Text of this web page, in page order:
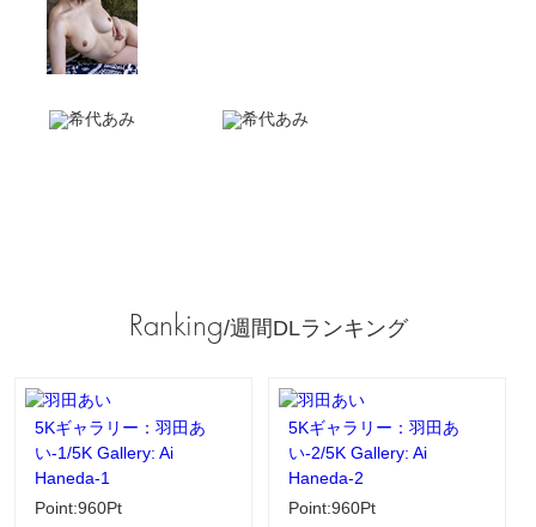
Ranking/週間DLランキング
5Kギャラリー：羽田あ
い-1/5K Gallery: Ai
Haneda-1
Point:960Pt
5Kギャラリー：羽田あ
い-2/5K Gallery: Ai
Haneda-2
Point:960Pt